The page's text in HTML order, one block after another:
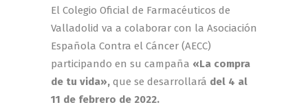
El Colegio Oficial de Farmacéuticos de
Valladolid va a colaborar con la Asociación
Española Contra el Cáncer (AECC)
participando en su campaña «La compra
de tu vida», que se desarrollará del 4 al
11 de febrero de 2022.